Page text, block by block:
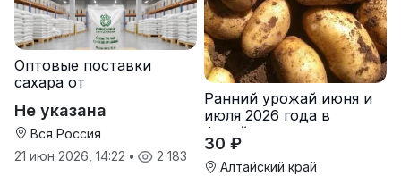
Оптовые поставки
сахара от
Хохольский сахарный
комбинат
Не указана
Вся Россия
21 июн 2026, 14:22 • 2 183
Ранний урожай июня и
июля 2026 года в
Алтайском крае
30 ₽
Алтайский край